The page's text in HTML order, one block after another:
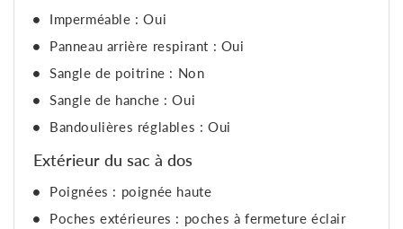
Imperméable : Oui
Panneau arrière respirant : Oui
Sangle de poitrine : Non
Sangle de hanche : Oui
Bandoulières réglables : Oui
Extérieur du sac à dos
Poignées : poignée haute
Poches extérieures : poches à fermeture éclair